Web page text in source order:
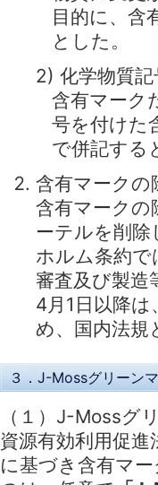
目的に、含
とした。
2) 化学物質
含有マーク
号を付けた
で併記する
含有マークの
含有マーク
ーテルを削
ホルム条約で
審査及び製造
4月1日以降
め、国内法規
３．J-Mossグリーン
（１）J-Mossグ
資源有効利用促
に基づき含有マ